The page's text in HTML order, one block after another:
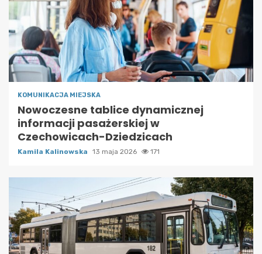
KOMUNIKACJA MIEJSKA
Nowoczesne tablice dynamicznej
informacji pasażerskiej w
Czechowicach-Dziedzicach
Kamila Kalinowska 13 maja 2026 171